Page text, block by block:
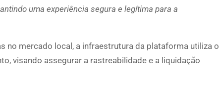
uma experiência segura e legítima para a
no mercado local, a infraestrutura da plataforma utiliza o
visando assegurar a rastreabilidade e a liquidação